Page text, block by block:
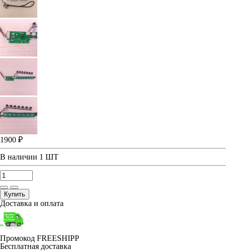
1900 ₽
В наличии 1 ШТ
Купить
Доставка и оплата
Промокод FREESHIPP
Бесплатная доставка